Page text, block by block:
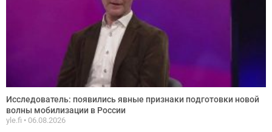
Исследователь: появились явные признаки подготовки новой
волны мобилизации в России
yle.fi 06.08.2026